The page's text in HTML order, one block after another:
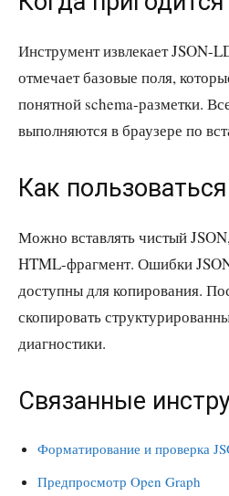
Инструмент извлекает JSON-
отмечает базовые поля,
понятной schema-разметки.
выполняются в браузере по
Как пользоваться
Можно вставлять чистый
HTML-фрагмент. Ошибки
доступны для копирования.
скопировать
диагностики.
Связанные
Форматирование и проверка
Предпросмотр Open Graph